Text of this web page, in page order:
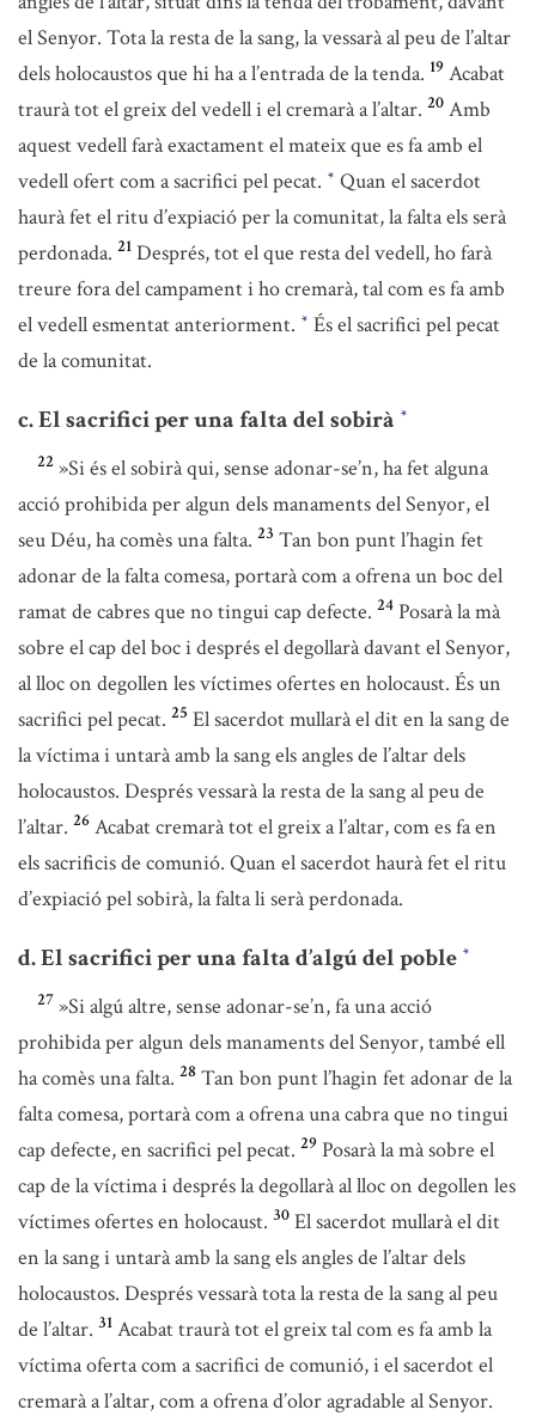
el Senyor. Tota la resta de la sang, la vessarà al peu de l’altar
dels holocaustos que hi ha a l’entrada de la tenda. 19 Acabat
traurà tot el greix del vedell i el cremarà a l’altar. 20 Amb
aquest vedell farà exactament el mateix que es fa amb el
vedell ofert com a sacrifici pel pecat. * Quan el sacerdot
haurà fet el ritu d’expiació per la comunitat, la falta els serà
perdonada. 21 Després, tot el que resta del vedell, ho farà
treure fora del campament i ho cremarà, tal com es fa amb
el vedell esmentat anteriorment. * És el sacrifici pel pecat
de la comunitat.
c. El sacrifici per una falta del sobirà *
22 »Si és el sobirà qui, sense adonar-se’n, ha fet alguna
acció prohibida per algun dels manaments del Senyor, el
seu Déu, ha comès una falta. 23 Tan bon punt l’hagin fet
adonar de la falta comesa, portarà com a ofrena un boc del
ramat de cabres que no tingui cap defecte. 24 Posarà la mà
sobre el cap del boc i després el degollarà davant el Senyor,
al lloc on degollen les víctimes ofertes en holocaust. És un
sacrifici pel pecat. 25 El sacerdot mullarà el dit en la sang de
la víctima i untarà amb la sang els angles de l’altar dels
holocaustos. Després vessarà la resta de la sang al peu de
l’altar. 26 Acabat cremarà tot el greix a l’altar, com es fa en
els sacrificis de comunió. Quan el sacerdot haurà fet el ritu
d’expiació pel sobirà, la falta li serà perdonada.
d. El sacrifici per una falta d’algú del poble *
27 »Si algú altre, sense adonar-se’n, fa una acció
prohibida per algun dels manaments del Senyor, també ell
ha comès una falta. 28 Tan bon punt l’hagin fet adonar de la
falta comesa, portarà com a ofrena una cabra que no tingui
cap defecte, en sacrifici pel pecat. 29 Posarà la mà sobre el
cap de la víctima i després la degollarà al lloc on degollen les
víctimes ofertes en holocaust. 30 El sacerdot mullarà el dit
en la sang i untarà amb la sang els angles de l’altar dels
holocaustos. Després vessarà tota la resta de la sang al peu
de l’altar. 31 Acabat traurà tot el greix tal com es fa amb la
víctima oferta com a sacrifici de comunió, i el sacerdot el
cremarà a l’altar, com a ofrena d’olor agradable al Senyor.